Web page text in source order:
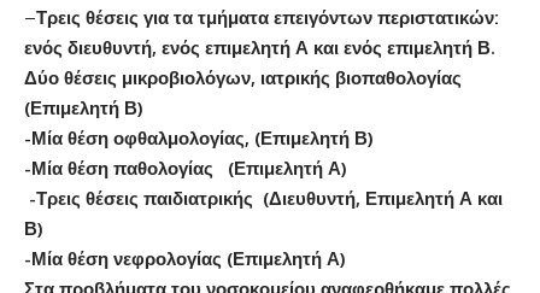
–Τρεις θέσεις για τα τμήματα επειγόντων περιστατικών:
ενός διευθυντή, ενός επιμελητή Α και ενός επιμελητή Β.
Δύο θέσεις μικροβιολόγων, ιατρικής βιοπαθολογίας
(Επιμελητή Β)
-Μία θέση οφθαλμολογίας, (Επιμελητή Β)
-Μία θέση παθολογίας (Επιμελητή Α)
-Τρεις θέσεις παιδιατρικής (Διευθυντή, Επιμελητή Α και
Β)
-Μία θέση νεφρολογίας (Επιμελητή Α)
Στα προβλήματα του νοσοκομείου αναφερθήκαμε πολλές